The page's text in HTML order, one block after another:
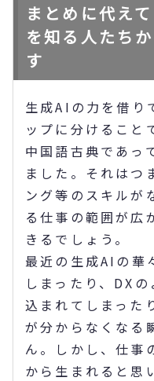
まとめに代え
を知る人たち
す
生成AIの力を借り
ップに分けること
中国語古典であっ
ました。それはつ
ング等のスキルが
る仕事の範囲が広
きるでしょう。
最近の生成AIの華
しまったり、DX
込まれてしまった
が分からなくなる
ん。しかし、仕事
から生まれると思